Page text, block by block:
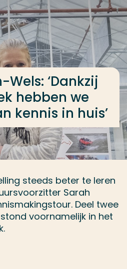
‘Dankzij ons onderzoek
‘Dankzij
hebben we
kennis in huis’
steeds beter te leren
Sarah
Deel twee
voornamelijk in het